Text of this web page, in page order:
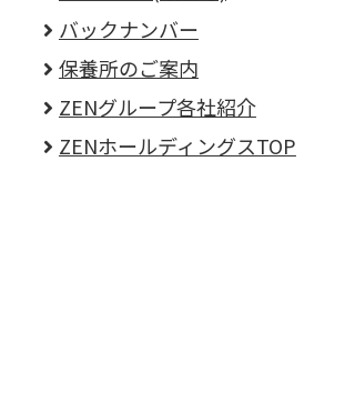
バックナンバー
保養所のご案内
ZENグループ各社紹介
ZENホールディングスTOP